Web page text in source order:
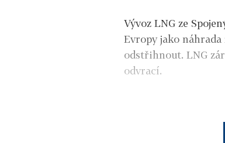
Vývoz LNG ze
Evropy jako náhrada
odstřihnout. LNG
odvrací.